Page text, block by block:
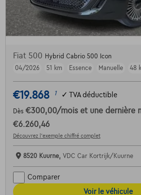
Fiat 500 Hybrid Cabrio 500 Icon
04/2026
51 km Essence Manuelle 48
€19.868 1 ✓ TVA déductible
Dès €300,00/mois et une dernière
€6.260,46
Découvrez l’exemple chiffré complet
8520 Kuurne, VDC Car Kortrijk/Kuurne
Comparer
Voir le véhicule